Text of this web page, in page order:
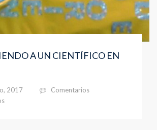
A UN CIENTÍFICO EN
2017
Comentarios